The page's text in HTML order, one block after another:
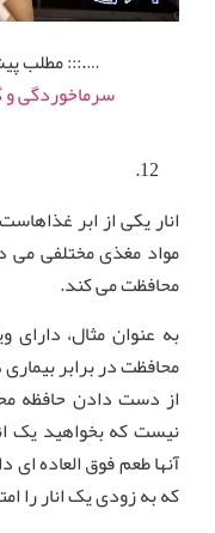
….::: مطلب
سرماخوردگی و
انار یکی از ابر
مواد مغذی مختلفی می
محافظت می کند.
به عنوان مثال،
محافظت در برابر
از دست دادن حافظه
نیست که بخواهید یک
آنها طعم فوق العاده
که به زودی یک انار را